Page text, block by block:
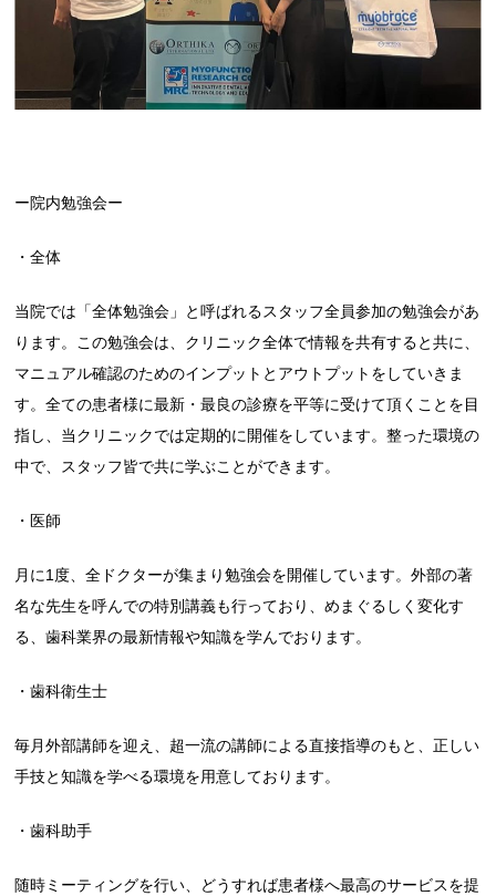
ー院内勉強会ー
・全体
当院では「全体勉強会」と呼ばれるスタッフ全員参加の勉強会があ
ります。この勉強会は、クリニック全体で情報を共有すると共に、
マニュアル確認のためのインプットとアウトプットをしていきま
す。全ての患者様に最新・最良の診療を平等に受けて頂くことを目
指し、当クリニックでは定期的に開催をしています。整った環境の
中で、スタッフ皆で共に学ぶことができます。
・医師
月に1度、全ドクターが集まり勉強会を開催しています。外部の著
名な先生を呼んでの特別講義も行っており、めまぐるしく変化す
る、歯科業界の最新情報や知識を学んでおります。
・歯科衛生士
毎月外部講師を迎え、超一流の講師による直接指導のもと、正しい
手技と知識を学べる環境を用意しております。
・歯科助手
随時ミーティングを行い、どうすれば患者様へ最高のサービスを提